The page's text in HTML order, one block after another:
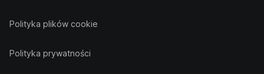
Polityka plików cookie
Polityka prywatności